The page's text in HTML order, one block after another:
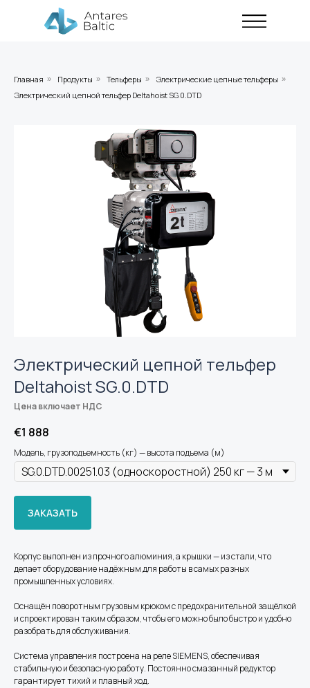
Главная » Продукты » Тельферы » Электрические цепные тельферы »
Электрический цепной тельфер Deltahoist SG.0.DTD
Электрический цепной тельфер
Deltahoist SG.0.DTD
Цена включает НДС
€1 888
Модель, грузоподъемность (кг) — высота подъема (м)
ЗАКАЗАТЬ
Корпус выполнен из прочного алюминия, а крышки — из стали, что
делает оборудование надёжным для работы в самых разных
промышленных условиях.
Оснащён поворотным грузовым крюком с предохранительной защёлкой
и спроектирован таким образом, чтобы его можно было быстро и удобно
разобрать для обслуживания.
Система управления построена на реле SIEMENS, обеспечивая
стабильную и безопасную работу. Постоянно смазанный редуктор
гарантирует тихий и плавный ход.